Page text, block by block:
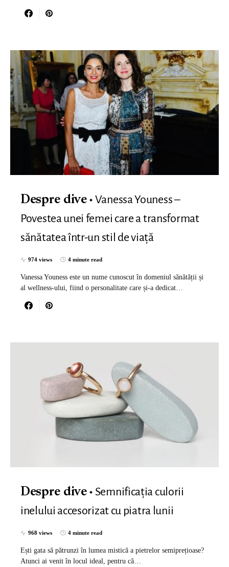
Despre dive
Vanessa Youness –
Povestea unei femei care a transformat
sănătatea într-un stil de viață
974 views 4 minute read
Vanessa Youness este un nume cunoscut în domeniul sănătății și
al wellness-ului, fiind o personalitate care și-a dedicat…
Despre dive
Semnificația culorii
inelului accesorizat cu piatra lunii
968 views 4 minute read
Ești gata să pătrunzi în lumea mistică a pietrelor semiprețioase?
Atunci ai venit în locul ideal, pentru că…